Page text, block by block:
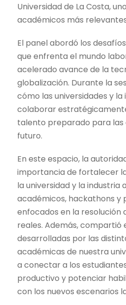
Universidad de La Costa,
académicos más
El panel abordó los
que enfrenta el mundo
acelerado avance de la
globalización. Durante la
cómo las universidades y
colaborar
talento preparado para las
futuro.
En este espacio, la
importancia de fortalecer
la universidad y la industria
académicos, hackathons y
enfocados en la resolución
reales. Además, compartió
desarrolladas por las
académicas de nuestra
a conectar a los
productivo y potenciar
con los nuevos escenarios